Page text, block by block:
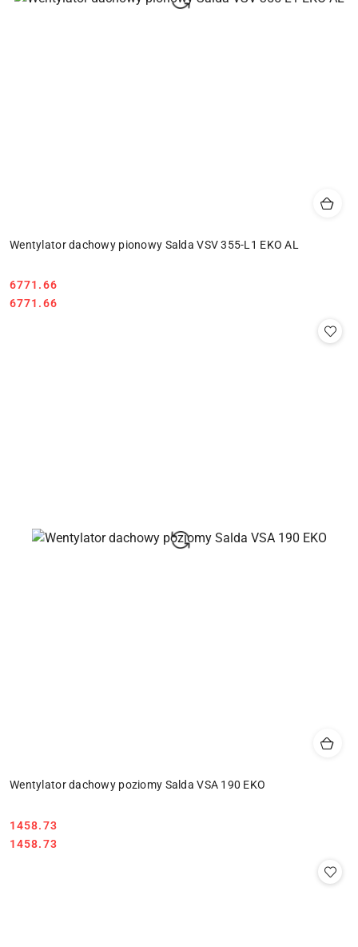
Wentylator dachowy pionowy Salda VSV 355-L1 EKO AL
Cena:
6771.66
Cena:
6771.66
Wentylator dachowy poziomy Salda VSA 190 EKO
Cena:
1458.73
Cena:
1458.73